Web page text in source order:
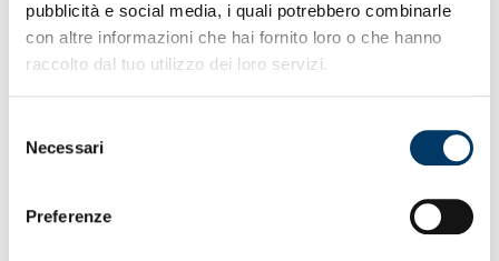
pubblicità e social media, i quali potrebbero combinarle
con altre informazioni che hai fornito loro o che hanno
raccolto dal tuo utilizzo dei loro servizi.
delNecessari
Preferenze